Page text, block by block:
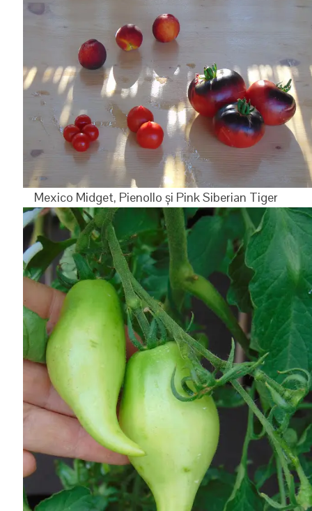
Mexico Midget, Pienollo și Pink Siberian Tiger